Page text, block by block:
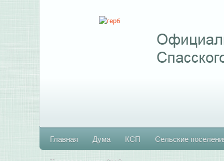
Главная Дума КСП Сельские